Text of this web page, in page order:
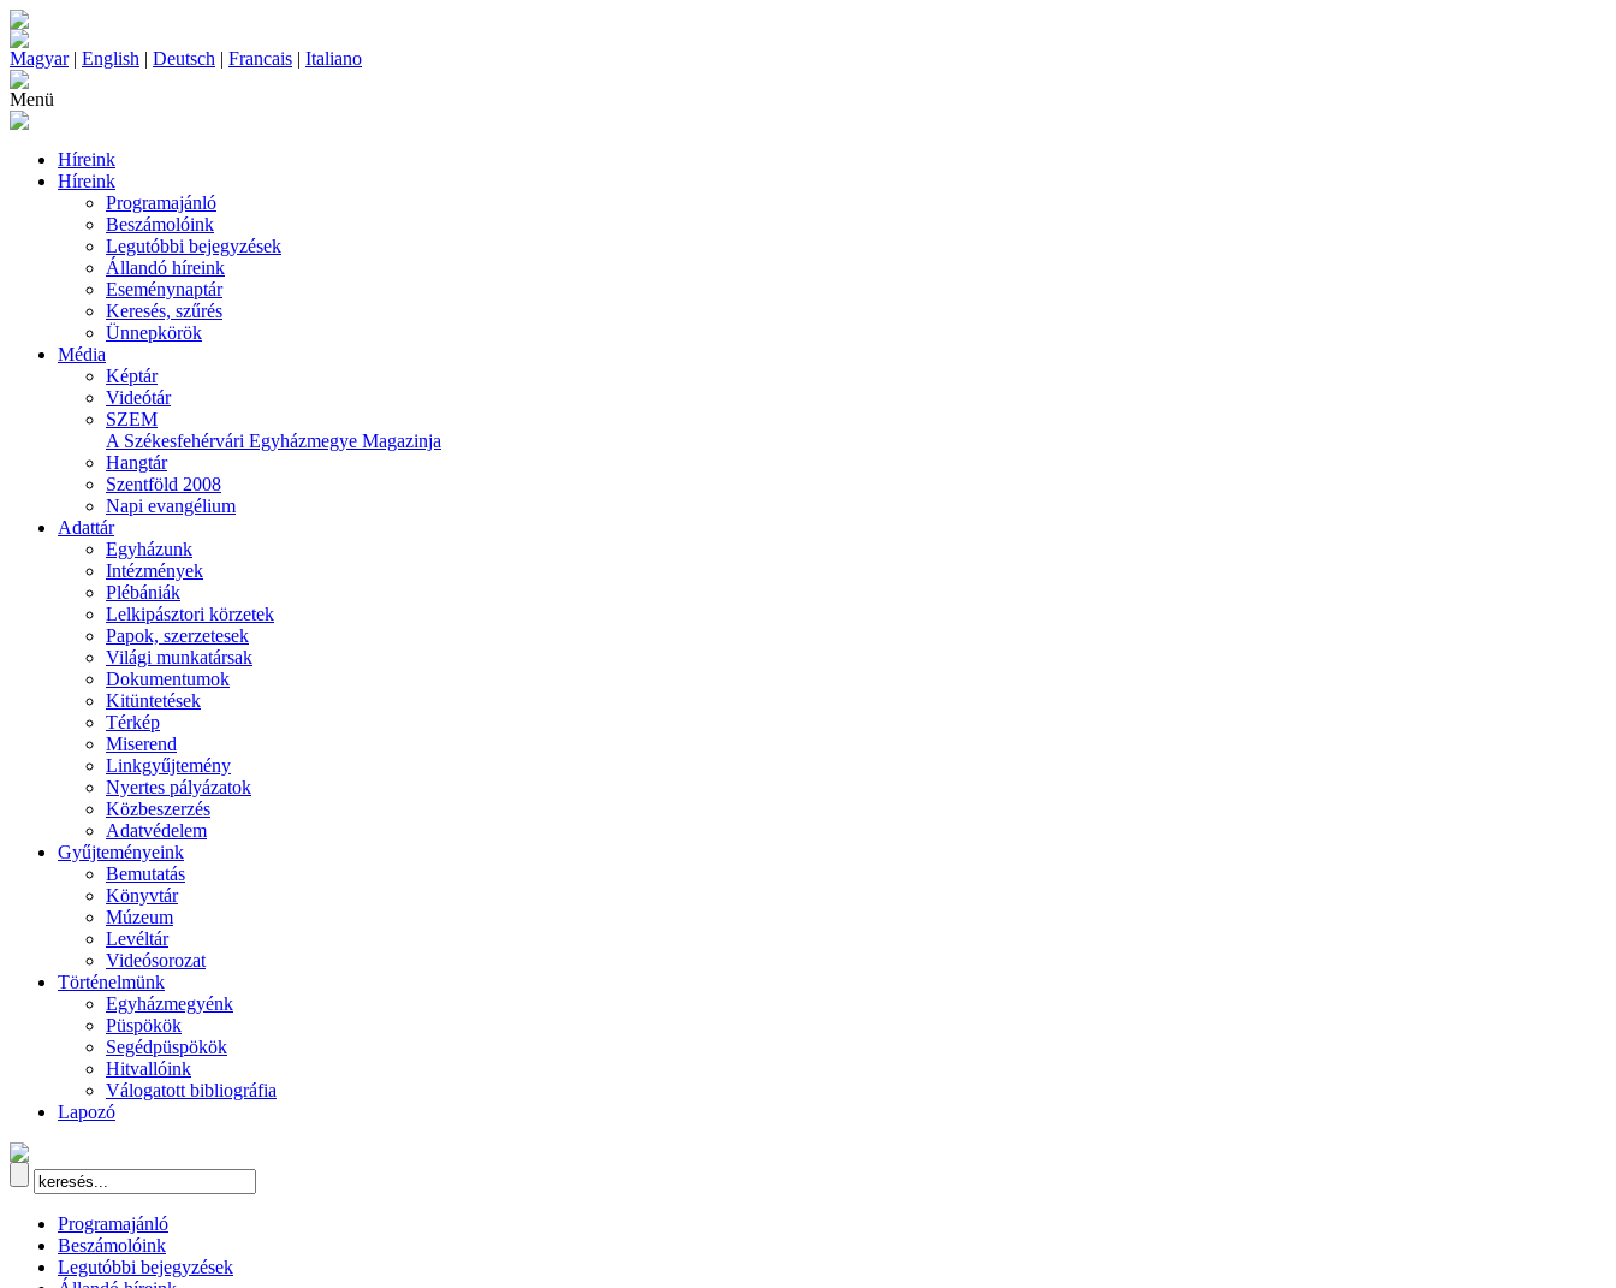
Magyar| English | Deutsch | Francais | Italiano
Menü
Híreink
Híreink
Programajánló
Beszámolóink
Legutóbbi bejegyzések
Állandó híreink
Eseménynaptár
Keresés, szűrés
Ünnepkörök
Média
Képtár
Videótár
SZEM
A Székesfehérvári Egyházmegye Magazinja
Hangtár
Szentföld 2008
Napi evangélium
Adattár
Egyházunk
Intézmények
Plébániák
Lelkipásztori körzetek
Papok, szerzetesek
Világi munkatársak
Dokumentumok
Kitüntetések
Térkép
Miserend
Linkgyűjtemény
Nyertes pályázatok
Közbeszerzés
Adatvédelem
Gyűjteményeink
Bemutatás
Könyvtár
Múzeum
Levéltár
Videósorozat
Történelmünk
Egyházmegyénk
Püspökök
Segédpüspökök
Hitvallóink
Válogatott bibliográfia
Lapozó
Programajánló
Beszámolóink
Legutóbbi bejegyzések